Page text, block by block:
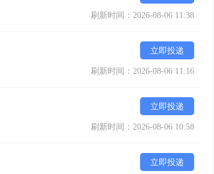
刷新时间：2026-08-06 11:38
立即投递
刷新时间：2026-08-06 11:16
立即投递
刷新时间：2026-08-06 10:58
立即投递